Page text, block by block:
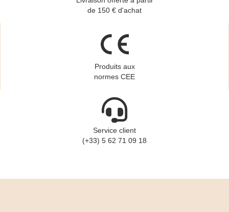
de 150 € d'achat
Produits aux
normes CEE
Service client
(+33) 5 62 71 09 18